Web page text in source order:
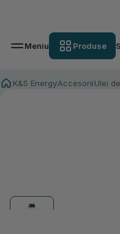
Meniu Produse
K&S EnergyAccesoriiUlei